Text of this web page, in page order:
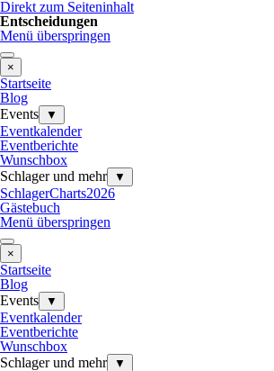
Direkt zum Seiteninhalt
Entscheidungen
Menü überspringen
×
Startseite
Blog
Events
▼
Eventkalender
Eventberichte
Wunschbox
Schlager und mehr
▼
SchlagerCharts2026
Gästebuch
Menü überspringen
×
Startseite
Blog
Events
▼
Eventkalender
Eventberichte
Wunschbox
Schlager und mehr
▼